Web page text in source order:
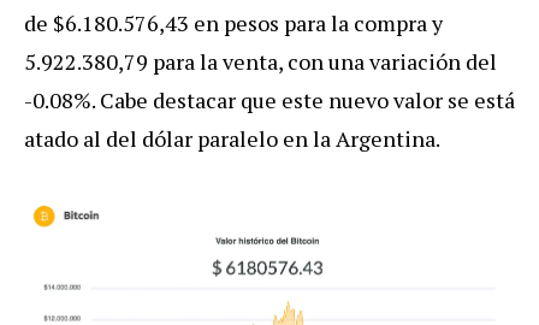
de $6.180.576,43 en pesos para la compra y
5.922.380,79 para la venta, con una variación del
-0.08%. Cabe destacar que este nuevo valor se está
atado al del dólar paralelo en la Argentina.